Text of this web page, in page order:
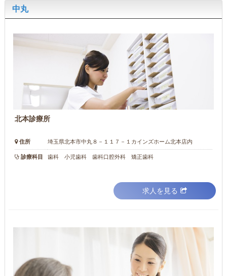
中丸
北本診療所
住所 埼玉県北本市中丸８－１１７－１カインズホーム北本店内
診療科目 歯科 小児歯科 歯科口腔外科 矯正歯科
求人を見る